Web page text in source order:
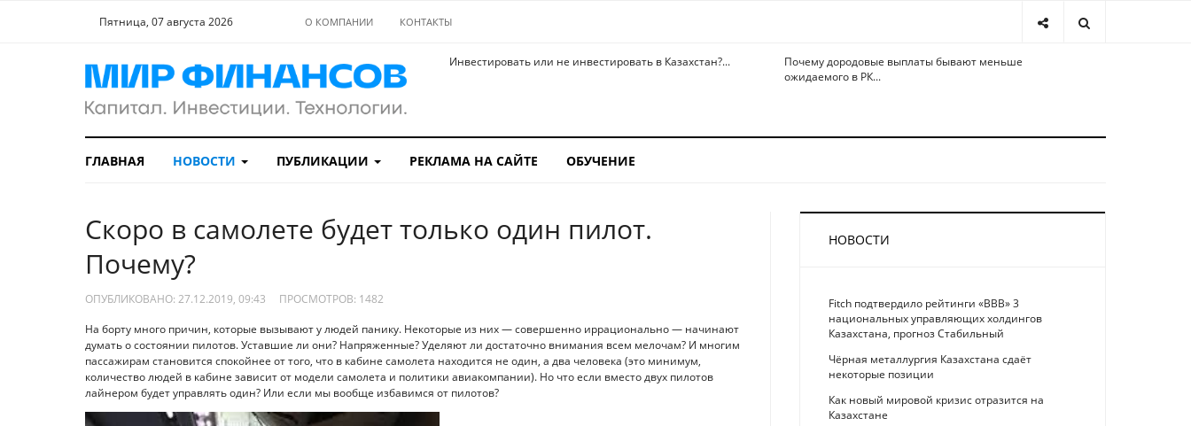
Пятница, 07 августа 2026 О КОМПАНИИ КОНТАКТЫ
Инвестировать или не инвестировать в Казахстан?...
Почему дородовые выплаты бывают меньше
ожидаемого в РК...
ГЛАВНАЯ НОВОСТИ ПУБЛИКАЦИИ РЕКЛАМА НА САЙТЕ ОБУЧЕНИЕ
Скоро в самолете будет только один пилот.
Почему?
ОПУБЛИКОВАНО: 27.12.2019, 09:43 ПРОСМОТРОВ: 1482
На борту много причин, которые вызывают у людей панику. Некоторые из них — совершенно иррационально — начинают
думать о состоянии пилотов. Уставшие ли они? Напряженные? Уделяют ли достаточно внимания всем мелочам? И многим
пассажирам становится спокойнее от того, что в кабине самолета находится не один, а два человека (это минимум,
количество людей в кабине зависит от модели самолета и политики авиакомпании). Но что если вместо двух пилотов
лайнером будет управлять один? Или если мы вообще избавимся от пилотов?
НОВОСТИ
Fitch подтвердило рейтинги «BBB» 3
национальных управляющих холдингов
Казахстана, прогноз Стабильный
Чёрная металлургия Казахстана сдаёт
некоторые позиции
Как новый мировой кризис отразится на
Казахстане